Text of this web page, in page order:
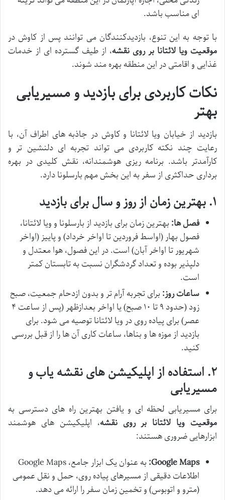
ای مناسب باشد.
با توجه به این تنوع، بازدیدکنندگان می توانند پس از کاوش در
موقعیت ویا لائتانا بر روی نقشه، از طیف گسترده ای از خدمات
غذایی و اقامتی در این منطقه بهره مند شوند.
نکات کاربردی برای بازدید و مسیریابی
بهتر
بازدید از خیابان ویا لائتانا و کاوش در جاذبه های اطراف آن، با
رعایت چند نکته کاربردی می تواند تجربه ای دلنشین تر و
کارآمدتر باشد. برنامه ریزی هوشمندانه، نقش کلیدی در بهره
برداری حداکثری از سفر به این بخش مهم بارسلونا دارد.
۱. بهترین زمان از روز و سال برای بازدید
فصل ها: بهترین زمان برای بازدید از بارسلونا و ویا لائتانا،
فصول بهار (اواسط فروردین تا اواخر خرداد) و پاییز (اواخر
شهریور تا اواخر آبان) است. در این فصول، هوا معتدل و
دلپذیر بوده و تعداد گردشگران نسبت به تابستان کمتر
است.
ساعات روز: برای تجربه آرام تر و بدون ازدحام جمعیت، صبح
زود (حدود ۹ تا ۱۰ صبح) یا اواخر بعدازظهر (پس از ساعت ۴
عصر) برای پیاده روی در ویا لائتانا توصیه می شود. برای
بازدید از موزه ها و بناها، ساعات کاری آن ها را از قبل بررسی
کنید.
۲. استفاده از اپلیکیشن های نقشه یاب و
مسیریابی
برای مسیریابی لحظه ای و یافتن بهترین راه های دسترسی به
موقعیت ویا لائتانا بر روی نقشه، اپلیکیشن های هوشمند
ابزارهایی ضروری هستند:
Google Maps:
به عنوان یک ابزار جامع، Google Maps
اطلاعات دقیقی از مسیرهای پیاده روی، حمل و نقل عمومی
(مترو و اتوبوس) و تخمین زمان سفر را ارائه می دهد.